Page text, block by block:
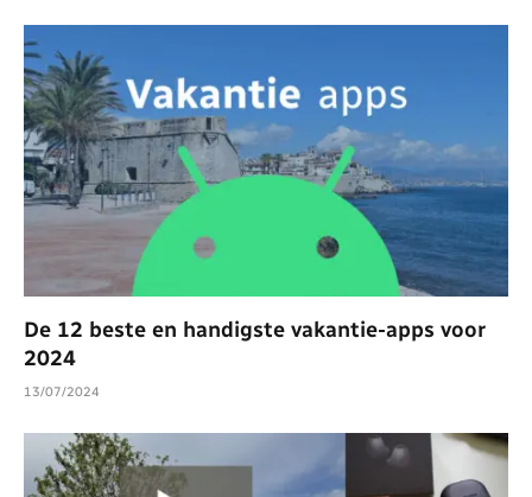
De 12 beste en handigste vakantie-apps voor
2024
13/07/2024